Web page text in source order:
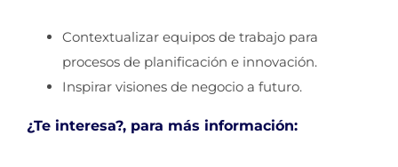
Contextualizar equipos de trabajo para
procesos de planificación e innovación.
Inspirar visiones de negocio a futuro.
¿Te interesa?, para más información: